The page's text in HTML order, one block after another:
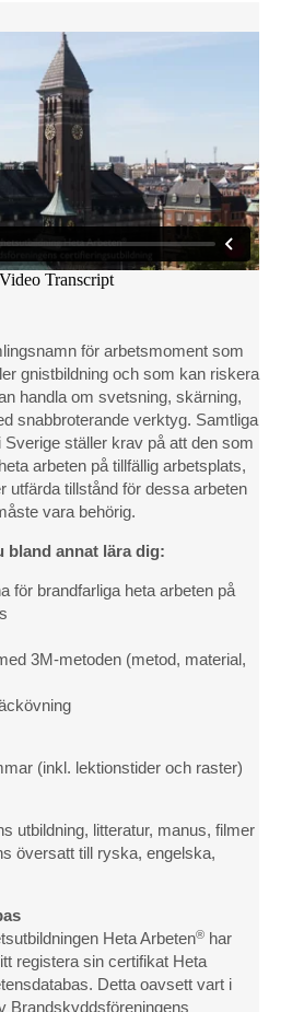
för arbetsmoment som
gnistbildning och som kan riskera
handla om svetsning, skärning,
snabbroterande verktyg. Samtliga
ställer krav på att den som
arbeten på tillfällig arbetsplats,
utfärda tillstånd för dessa arbeten
vara behörig.
bland annat lära dig:
för brandfarliga heta arbeten på
3M-metoden (metod, material,
(inkl. lektionstider och raster)
utbildning, litteratur, manus, filmer
översatt till ryska, engelska,
Heta Arbeten® har
registera sin certifikat Heta
Detta oavsett vart i
Brandskyddsföreningens